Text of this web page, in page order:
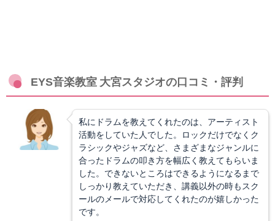
EYS音楽教室 大宮スタジオの口コミ・評判
私にドラムを教えてくれたのは、アーティスト
活動をしていた人でした。ロックだけでなくク
ラシックやジャズなど、さまざまなジャンルに
合ったドラムの叩き方を幅広く教えてもらいま
した。できないところはできるようになるまで
しっかり教えていただき、講義以外の時もスク
ールのメールで対応してくれたのが嬉しかった
です。